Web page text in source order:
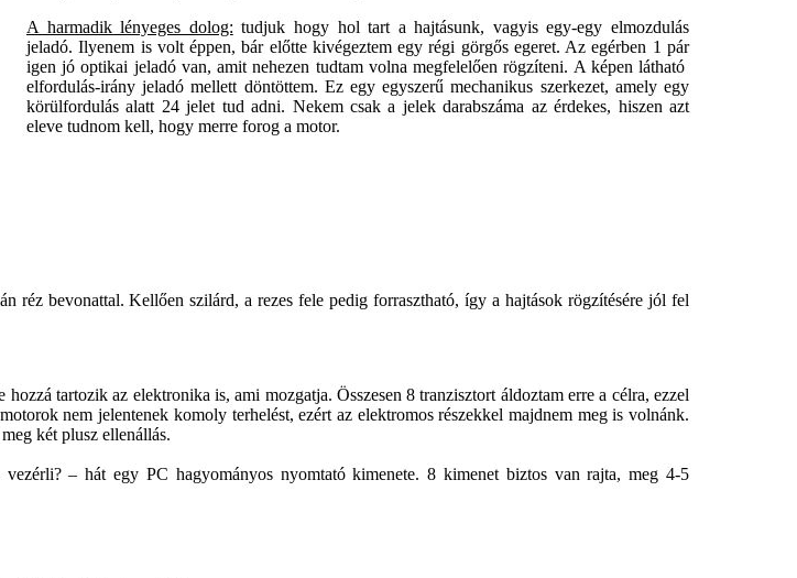
A harmadik lényeges dolog: tudjuk hogy hol tart a hajtásunk, vagyis egy-egy elmozdulás
jeladó. Ilyenem is volt éppen, bár előtte kivégeztem egy régi görgős egeret. Az egérben 1 pár
igen jó optikai jeladó van, amit nehezen tudtam volna megfelelően rögzíteni. A képen látható
elfordulás-irány jeladó mellett döntöttem. Ez egy egyszerű mechanikus szerkezet, amely egy
körülfordulás alatt 24 jelet tud adni. Nekem csak a jelek darabszáma az érdekes, hiszen azt
eleve tudnom kell, hogy merre forog a motor.
réz bevonattal. Kellően szilárd, a rezes fele pedig forrasztható, így a hajtások rögzítésére jól fel
tartozik az elektronika is, ami mozgatja. Összesen 8 tranzisztort áldoztam erre a célra, ezzel
nem jelentenek komoly terhelést, ezért az elektromos részekkel majdnem meg is volnánk.
két plusz ellenállás.
– hát egy PC hagyományos nyomtató kimenete. 8 kimenet biztos van rajta, meg 4-5